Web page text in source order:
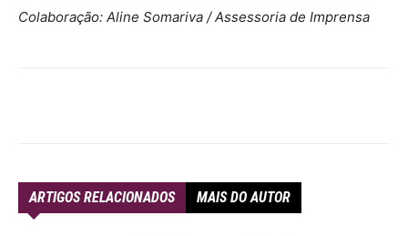
Colaboração: Aline Somariva / Assessoria de Imprensa
ARTIGOS RELACIONADOS MAIS DO AUTOR